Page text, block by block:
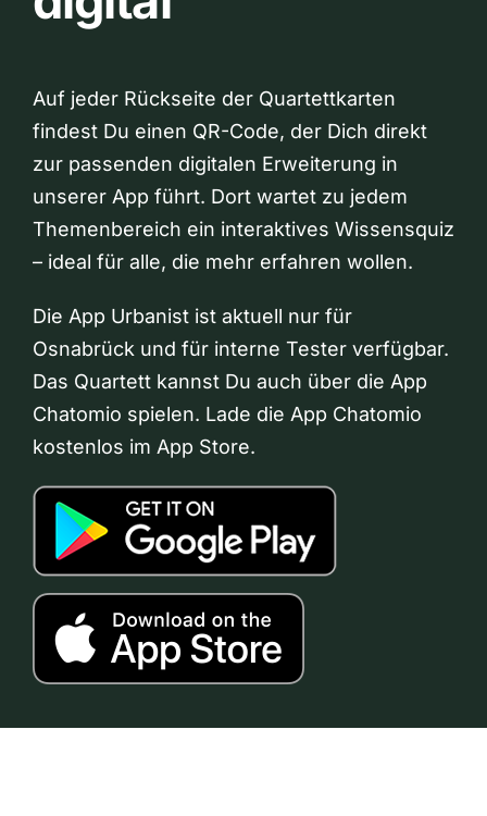
Auf jeder Rückseite der Quartettkarten
findest Du einen QR-Code, der Dich direkt
zur passenden digitalen Erweiterung in
unserer App führt. Dort wartet zu jedem
Themenbereich ein interaktives Wissensquiz
– ideal für alle, die mehr erfahren wollen.
Die App Urbanist ist aktuell nur für
Osnabrück und für interne Tester verfügbar.
Das Quartett kannst Du auch über die App
Chatomio spielen. Lade die App Chatomio
kostenlos im App Store.